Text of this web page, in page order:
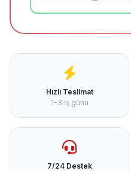
Hızlı Teslimat
1-3 iş günü
7/24 Destek